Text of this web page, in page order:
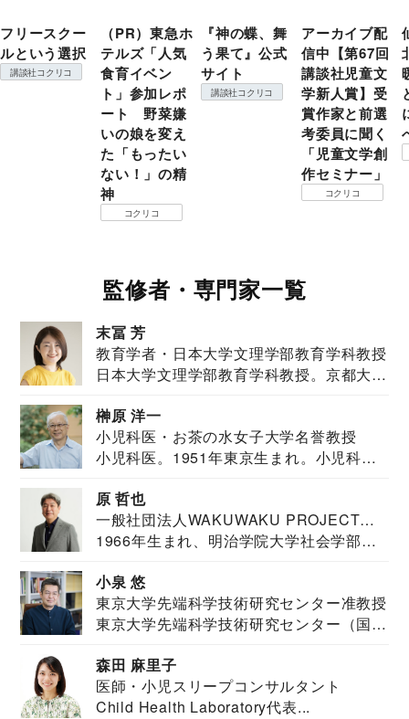
フリースクー
ルという選択
講談社コクリコ
（PR）東急ホ
テルズ「人気
食育イベン
ト」参加レポ
ート 野菜嫌
いの娘を変え
た「もったい
ない！」の精
神
コクリコ
『神の蝶、舞
う果て』公式
サイト
講談社コクリコ
アーカイブ配
信中【第67回
講談社児童文
学新人賞】受
賞作家と前選
考委員に聞く
「児童文学創
作セミナー」
コクリコ
監修者・専門家一覧
末冨 芳
教育学者・日本大学文理学部教育学科教授
日本大学文理学部教育学科教授。京都大学
榊原 洋一
小児科医・お茶の水女子大学名誉教授
小児科医。1951年東京生まれ。小児科
原 哲也
一般社団法人WAKUWAKU PROJECT
JAPAN代表・言語聴覚士・社会福祉士
1966年生まれ、明治学院大学社会学部福
小泉 悠
東京大学先端科学技術研究センター准教授
東京大学先端科学技術研究センター（国際
森田 麻里子
医師・小児スリープコンサルタント
Child Health Laboratory代表...